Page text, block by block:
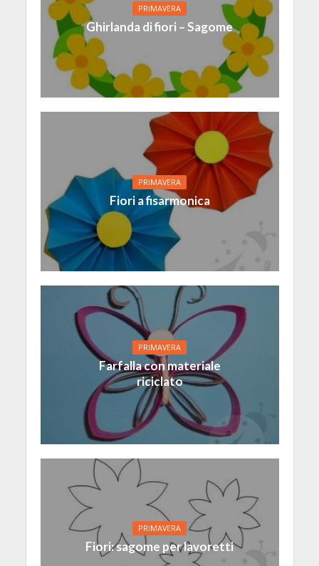
PRIMAVERA
Ghirlanda di fiori – Sagome
PRIMAVERA
Fiori a fisarmonica
PRIMAVERA
Farfalla con materiale
riciclato
PRIMAVERA
Fiori: sagome per lavoretti